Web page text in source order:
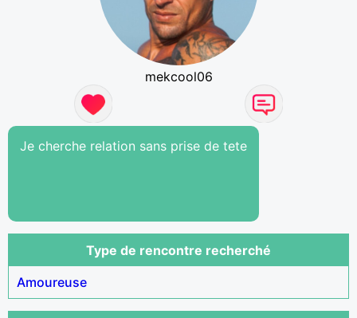
mekcool06
Je cherche relation sans prise de tete
Type de rencontre recherché
Amoureuse